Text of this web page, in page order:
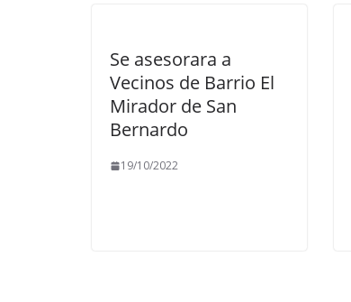
Se asesorara a
Vecinos de Barrio El
Mirador de San
Bernardo
19/10/2022